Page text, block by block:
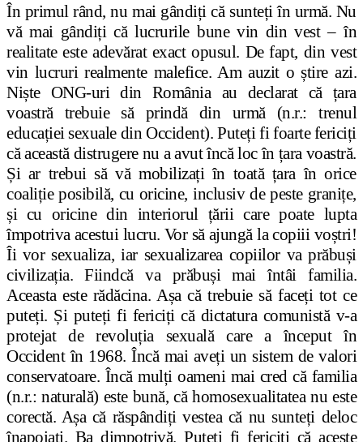
În primul rând, nu mai gândiți că sunteți în urmă. Nu
vă mai gândiți că lucrurile bune vin din vest – în
realitate este adevărat exact opusul. De fapt, din vest
vin lucruri realmente malefice. Am auzit o știre azi.
Niște ONG-uri din România au declarat că țara
voastră trebuie să prindă din urmă (n.r.: trenul
educației sexuale din Occident). Puteți fi foarte fericiți
că această distrugere nu a avut încă loc în țara voastră.
Și ar trebui să vă mobilizați în toată țara în orice
coaliție posibilă, cu oricine, inclusiv de peste granițe,
și cu oricine din interiorul țării care poate lupta
împotriva acestui lucru. Vor să ajungă la copiii voștri!
Îi vor sexualiza, iar sexualizarea copiilor va prăbuși
civilizația. Fiindcă va prăbuși mai întâi familia.
Aceasta este rădăcina. Așa că trebuie să faceți tot ce
puteți. Și puteți fi fericiți că dictatura comunistă v-a
protejat de revoluția sexuală care a început în
Occident în 1968. Încă mai aveți un sistem de valori
conservatoare. Încă mulți oameni mai cred că familia
(n.r.: naturală) este bună, că homosexualitatea nu este
corectă. Așa că răspândiți vestea că nu sunteți deloc
înapoiați. Ba dimpotrivă. Puteți fi fericiți că aceste